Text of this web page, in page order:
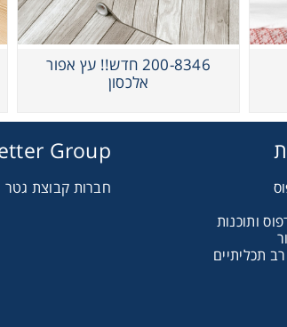
200-8346 חדש!! עץ אפור
אלכסון
ותוכנות
תכליתיים
Group
חברות קבוצת גטר